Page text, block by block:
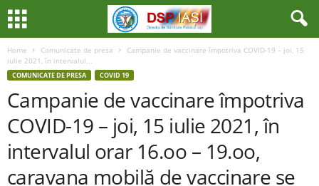
Home Comunicate de presa
Campanie de vaccinare împotriva COVID-19 – joi, 15
iulie 2021, în intervalul...
COMUNICATE DE PRESA COVID 19
Campanie de vaccinare împotriva
COVID-19 – joi, 15 iulie 2021, în
intervalul orar 16.oo – 19.oo,
caravana mobilă de vaccinare se